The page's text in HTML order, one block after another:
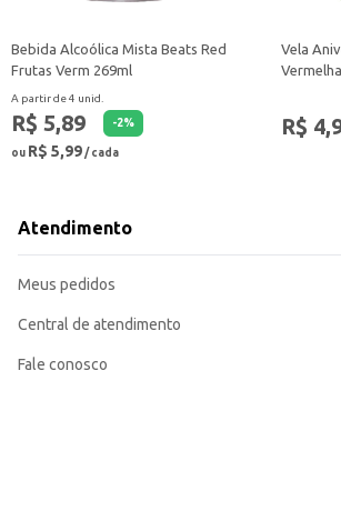
Bebida Alcoólica Mista Beats Red
Frutas Verm 269ml
A partir de 4 unid.
R$ 5,89 -2%
ou R$ 5,99/ cada
Vela
R$
Atendimento
Meus pedidos
Central de atendimento
Fale conosco